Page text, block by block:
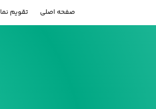
صفحه اصلی تقویم